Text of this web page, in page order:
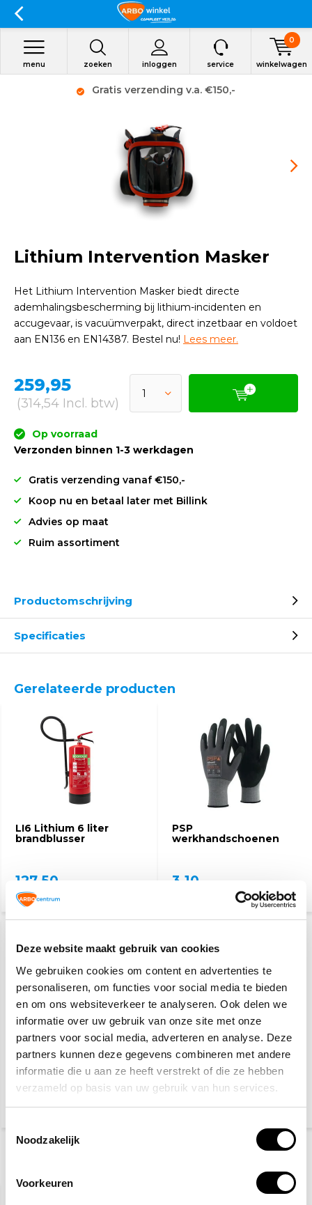
Deze website maakt gebruik van cookies
We gebruiken cookies om content en advertenties te
personaliseren, om functies voor social media te bieden
en om ons websiteverkeer te analyseren. Ook delen we
informatie over uw gebruik van onze site met onze
partners voor social media, adverteren en analyse. Deze
partners kunnen deze gegevens combineren met andere
informatie die u aan ze heeft verstrekt of die ze hebben
verzameld op basis van uw gebruik van hun services.
Noodzakelijk
Voorkeuren
zoeken inloggen
menu service winkelwagen
0
Gratis verzending v.a. €150,-
Lithium Intervention Masker
Het Lithium Intervention Masker biedt directe
ademhalingsbescherming bij lithium-incidenten en
accugevaar, is vacuümverpakt, direct inzetbaar en voldoet
aan EN136 en EN14387. Bestel nu! Lees meer.
259,95
(314,54 Incl. btw)
Op voorraad
Verzonden binnen 1-3 werkdagen
Gratis verzending vanaf €150,-
Koop nu en betaal later met Billink
Advies op maat
Ruim assortiment
Productomschrijving
Specificaties
Gerelateerde producten
LI6 Lithium 6 liter
brandblusser
127,50
(154,28 Incl. btw)
PSP
werkhandschoenen
3,10
Veiligheidsschoenen S3
27,50
(33,28 Incl. btw)
Veiligheidshesje geel
4,60
(5,57 Incl. btw)